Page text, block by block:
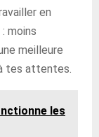
en
moins
meilleure
tes attentes.
les